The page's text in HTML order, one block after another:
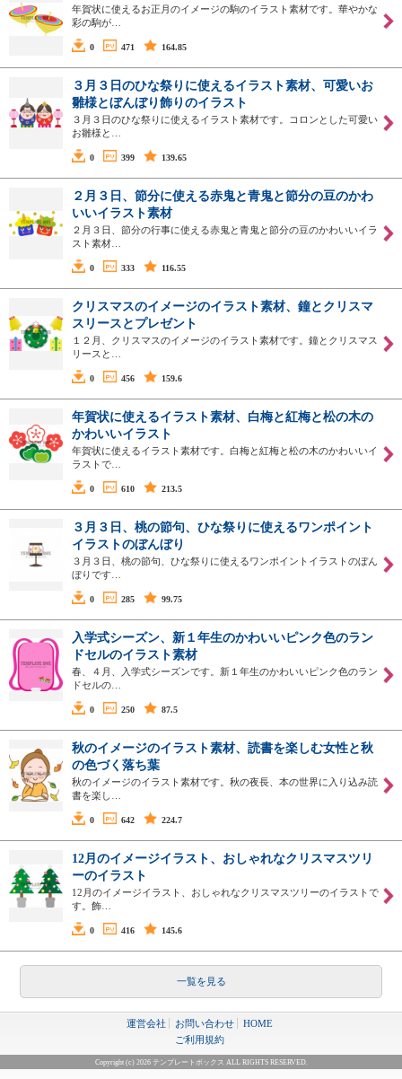
年賀状に使えるお正月のイメージの駒のイラスト素材です。華やかな
彩の駒が…
0 471 164.85
３月３日のひな祭りに使えるイラスト素材、可愛いお
雛様とぼんぼり飾りのイラスト
３月３日のひな祭りに使えるイラスト素材です。コロンとした可愛い
お雛様と…
0 399 139.65
２月３日、節分に使える赤鬼と青鬼と節分の豆のかわ
いいイラスト素材
２月３日、節分の行事に使える赤鬼と青鬼と節分の豆のかわいいイラ
スト素材…
0 333 116.55
クリスマスのイメージのイラスト素材、鐘とクリスマ
スリースとプレゼント
１２月、クリスマスのイメージのイラスト素材です。鐘とクリスマス
リースと…
0 456 159.6
年賀状に使えるイラスト素材、白梅と紅梅と松の木の
かわいいイラスト
年賀状に使えるイラスト素材です。白梅と紅梅と松の木のかわいいイ
ラストで…
0 610 213.5
３月３日、桃の節句、ひな祭りに使えるワンポイント
イラストのぼんぼり
３月３日、桃の節句、ひな祭りに使えるワンポイントイラストのぼん
ぼりです…
0 285 99.75
入学式シーズン、新１年生のかわいいピンク色のラン
ドセルのイラスト素材
春、４月、入学式シーズンです。新１年生のかわいいピンク色のラン
ドセルの…
0 250 87.5
秋のイメージのイラスト素材、読書を楽しむ女性と秋
の色づく落ち葉
秋のイメージのイラスト素材です。秋の夜長、本の世界に入り込み読
書を楽し…
0 642 224.7
12月のイメージイラスト、おしゃれなクリスマスツリ
ーのイラスト
12月のイメージイラスト、おしゃれなクリスマスツリーのイラストで
す。飾…
0 416 145.6
一覧を見る
運営会社 お問い合わせ
HOME
ご利用規約
Copyright (c) 2026 テンプレートボックス ALL RIGHTS RESERVED.